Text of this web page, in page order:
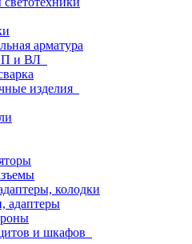
арматура
и ВЛ
изделия
колодки
адаптеры
и шкафов